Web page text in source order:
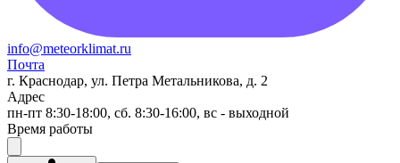
info@meteorklimat.ru
Почта
г. Краснодар, ул. Петра Метальникова, д. 2
Адрес
пн-пт 8:30-18:00, сб. 8:30-16:00, вс - выходной
Время работы